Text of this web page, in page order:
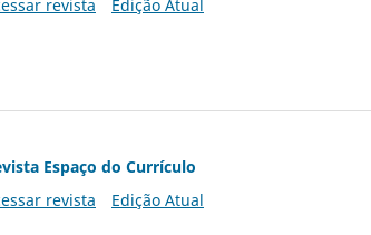
revista
Edição Atual
Espaço do Currículo
revista
Edição Atual